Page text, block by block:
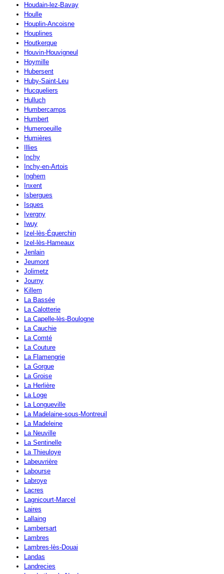
Houdain-lez-Bavay
Houlle
Houplin-Ancoisne
Houplines
Houtkerque
Houvin-Houvigneul
Hoymille
Hubersent
Huby-Saint-Leu
Hucqueliers
Hulluch
Humbercamps
Humbert
Humeroeuille
Humières
Illies
Inchy
Inchy-en-Artois
Inghem
Inxent
Isbergues
Isques
Ivergny
Iwuy
Izel-lès-Équerchin
Izel-lès-Hameaux
Jenlain
Jeumont
Jolimetz
Journy
Killem
La Bassée
La Calotterie
La Capelle-lès-Boulogne
La Cauchie
La Comté
La Couture
La Flamengrie
La Gorgue
La Groise
La Herlière
La Loge
La Longueville
La Madelaine-sous-Montreuil
La Madeleine
La Neuville
La Sentinelle
La Thieuloye
Labeuvrière
Labourse
Labroye
Lacres
Lagnicourt-Marcel
Laires
Lallaing
Lambersart
Lambres
Lambres-lès-Douai
Landas
Landrecies